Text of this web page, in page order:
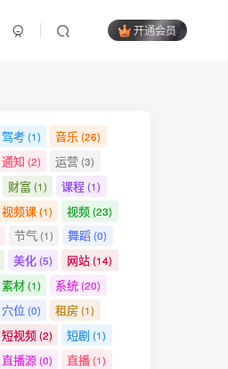
开通会员
驾考(1) 音乐 (26)
通知 (2) 运营(3)
财富 (1) 课程(1)
视频课(1) 视频(23)
节气(1) 舞蹈 (0)
美化(5) 网站(14)
素材(1) 系统(20)
穴位 (0) 租房 (1)
短视频(2) 短剧 (1)
直播源(0) 直播(1)